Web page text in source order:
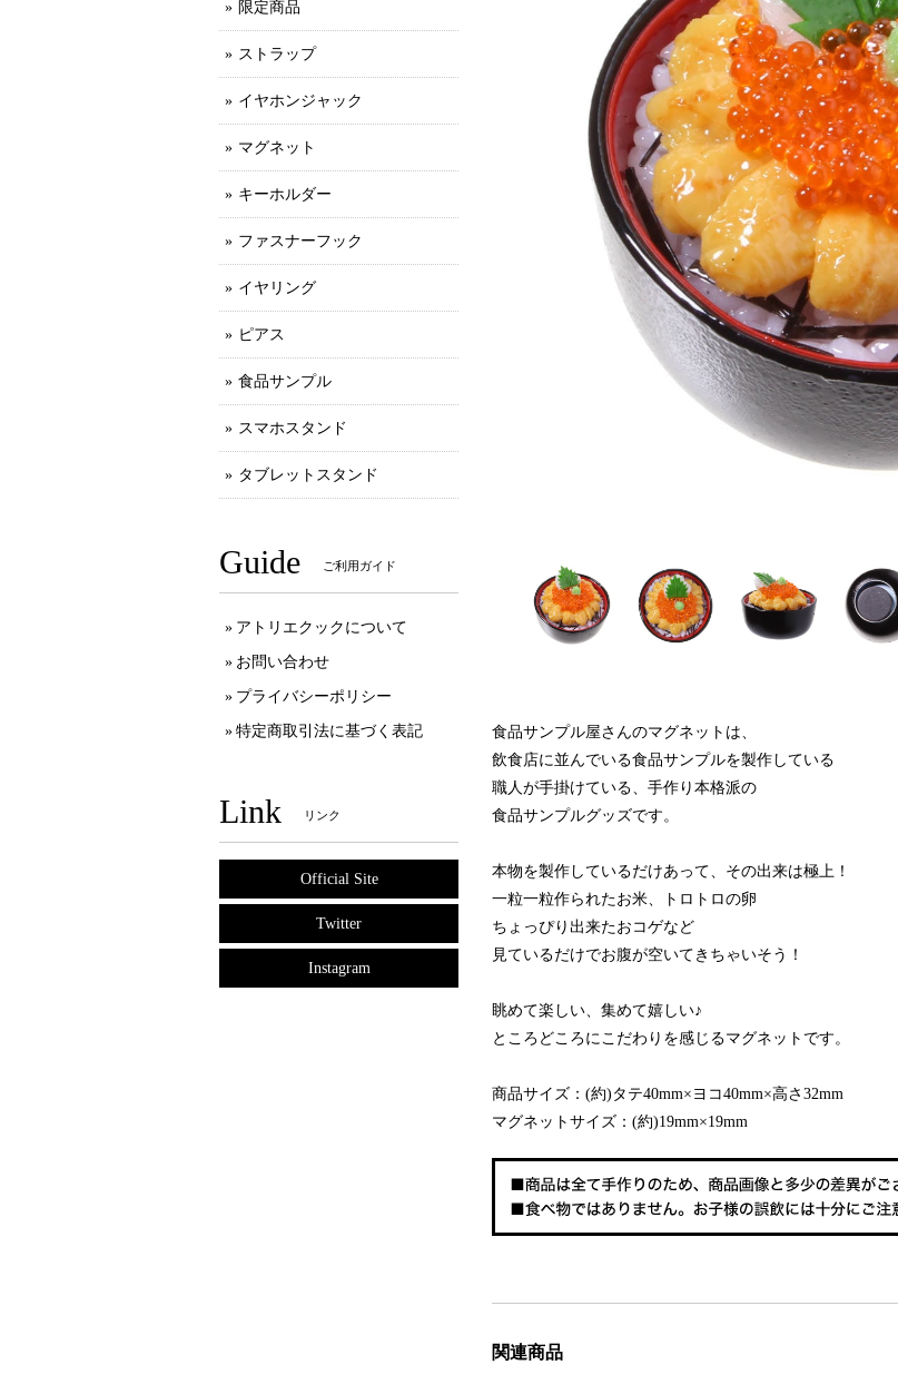
食品サンプル屋さんのマグネットは、
飲食店に並んでいる食品サンプルを製作している
職人が手掛けている、手作り本格派の
食品サンプルグッズです。
本物を製作しているだけあって、その出来は極上！
一粒一粒作られたお米、トロトロの卵
ちょっぴり出来たおコゲなど
見ているだけでお腹が空いてきちゃいそう！
眺めて楽しい、集めて嬉しい♪
ところどころにこだわりを感じるマグネットです。
商品サイズ：(約)タテ40mm×ヨコ40mm×高さ32mm
マグネットサイズ：(約)19mm×19mm
関連商品
限定商品
ストラップ
イヤホンジャック
マグネット
キーホルダー
ファスナーフック
イヤリング
ピアス
食品サンプル
スマホスタンド
タブレットスタンド
Guide ご利用ガイド
アトリエクックについて
お問い合わせ
プライバシーポリシー
特定商取引法に基づく表記
Link リンク
Official Site
Twitter
Instagram